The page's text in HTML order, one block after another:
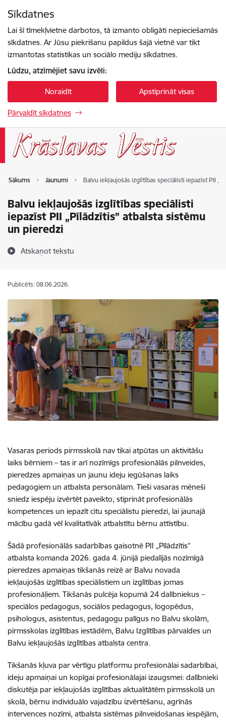
Sīkdatnes
Lai šī tīmekļvietne darbotos, tā izmanto obligāti nepieciešamās
sīkdatnes. Ar Jūsu piekrišanu papildus šajā vietnē var tikt
izmantotas statistikas un sociālo mediju sīkdatnes.
Lūdzu, atzīmējiet savu izvēli:
Noraidīt Apstiprināt visas
Pārvaldīt sīkdatnes
Sākums Jaunumi Balvu iekļaujošās izglītības speciālisti iepazīst PII
Balvu iekļaujošās izglītības speciālisti
iepazīst PII „Pīlādzītis” atbalsta sistēmu
un pieredzi
Atskaņot tekstu
Publicēts: 08.06.2026.
Vasaras periods pirmsskolā nav tikai atpūtas un aktivitāšu
laiks bērniem – tas ir arī nozīmīgs profesionālās pilnveides,
pieredzes apmaiņas un jaunu ideju iegūšanas laiks
pedagogiem un atbalsta personālam. Tieši vasaras mēneši
sniedz iespēju izvērtēt paveikto, stiprināt profesionālās
kompetences un iepazīt citu speciālistu pieredzi, lai jaunajā
mācību gadā vēl kvalitatīvāk atbalstītu bērnu attīstību.
Šādā profesionālās sadarbības gaisotnē PII „Pīlādzītis”
atbalsta komanda 2026. gada 4. jūnijā piedalījās nozīmīgā
pieredzes apmaiņas tikšanās reizē ar Balvu novada
iekļaujošās izglītības speciālistiem un izglītības jomas
profesionāļiem. Tikšanās pulcēja kopumā 24 dalībniekus –
speciālos pedagogus, sociālos pedagogus, logopēdus,
psihologus, asistentus, pedagogu palīgus no Balvu skolām,
pirmsskolas izglītības iestādēm, Balvu Izglītības pārvaldes un
Balvu iekļaujošās izglītības atbalsta centra.
Tikšanās kļuva par vērtīgu platformu profesionālai sadarbībai,
ideju apmaiņai un kopīgai profesionālajai izaugsmei: dalībnieki
diskutēja par iekļaujošās izglītības aktualitātēm pirmsskolā un
skolā, bērnu individuālo vajadzību izvērtēšanu, agrīnās
intervences nozīmi, atbalsta sistēmas pilnveidošanas iespējām,